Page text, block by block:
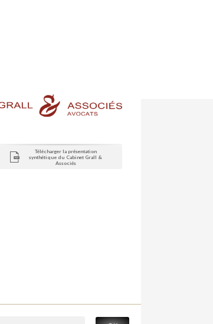
Télécharger la présentation
synthétique du Cabinet Grall &
Associés